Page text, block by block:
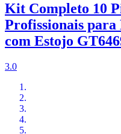
Kit Completo 10
Profissionais
com Estojo
3.0